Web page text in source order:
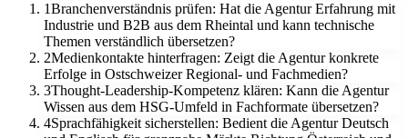
1Branchenverständnis prüfen: Hat die Agentur Erfahrung mit
Industrie und B2B aus dem Rheintal und kann technische
Themen verständlich übersetzen?
2Medienkontakte hinterfragen: Zeigt die Agentur konkrete
Erfolge in Ostschweizer Regional- und Fachmedien?
3Thought-Leadership-Kompetenz klären: Kann die Agentur
Wissen aus dem HSG-Umfeld in Fachformate übersetzen?
4Sprachfähigkeit sicherstellen: Bedient die Agentur Deutsch